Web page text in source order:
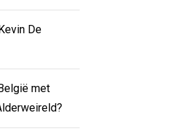
De
met